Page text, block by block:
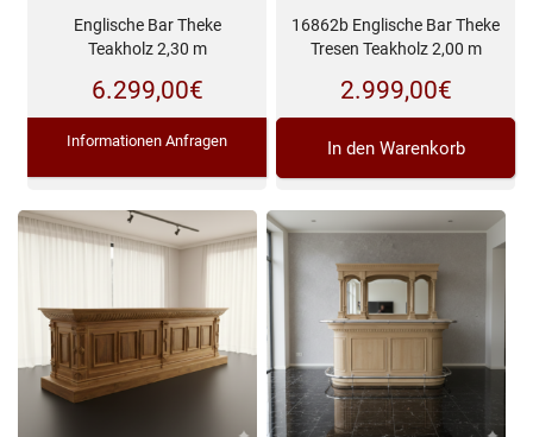
Englische Bar Theke
Teakholz 2,30 m
6.299,00€
Informationen Anfragen
16862b Englische Bar Theke
Tresen Teakholz 2,00 m
2.999,00€
In den Warenkorb